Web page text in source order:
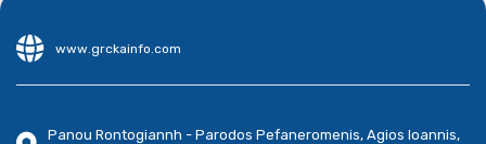
www.grckainfo.com
Panou Rontogiannh - Parodos Pefaneromenis, Agios Ioannis,